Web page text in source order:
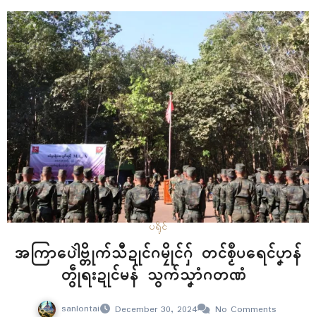
ပရိုၚ်
အကြာပေါဲဗ္တိုက်သီဍုၚ်ဂမၠိုၚ်ဂှ် တၚ်စၟဳပရေၚ်ပၞာန်
တွဵုရးဍုၚ်မန် သွက်သၞာံဂတဏံ
sanlontai December 30, 2024 No Comments